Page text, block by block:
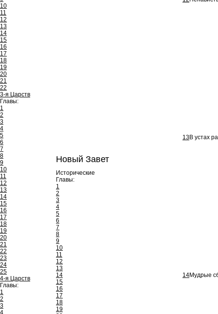
10
11
12
13
14
15
16
17
18
19
20
21
22
3-я Царств
Главы:
1
2
3
4
5
6
7
8
9
10
11
12
13
14
15
16
17
18
19
20
21
22
23
24
25
4-я Царств
Главы:
1
2
3
4
Новый Завет
Исторические
Главы:
1
2
3
4
5
6
7
8
9
10
11
12
13
14
15
16
17
18
19
13В устах
14Мудрые